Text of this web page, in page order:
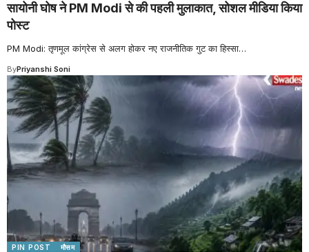
सायोनी घोष ने PM Modi से की पहली मुलाकात, सोशल मीडिया किया
पोस्ट
PM Modi: तृणमूल कांग्रेस से अलग होकर नए राजनीतिक गुट का हिस्सा…
ByPriyanshi Soni
PIN POST मौसम